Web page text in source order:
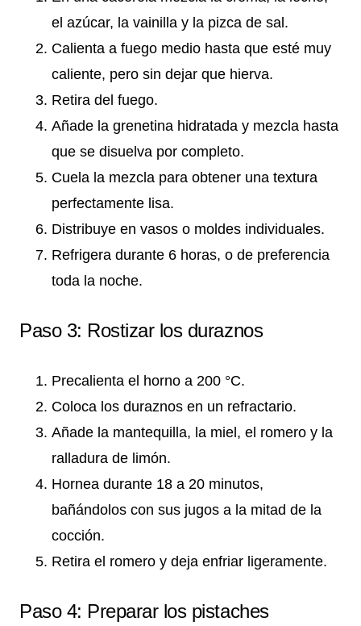
el azúcar, la vainilla y la pizca de sal.
Calienta a fuego medio hasta que esté muy
caliente, pero sin dejar que hierva.
Retira del fuego.
Añade la grenetina hidratada y mezcla hasta
que se disuelva por completo.
Cuela la mezcla para obtener una textura
perfectamente lisa.
Distribuye en vasos o moldes individuales.
Refrigera durante 6 horas, o de preferencia
toda la noche.
Paso 3: Rostizar los duraznos
Precalienta el horno a 200 °C.
Coloca los duraznos en un refractario.
Añade la mantequilla, la miel, el romero y la
ralladura de limón.
Hornea durante 18 a 20 minutos,
bañándolos con sus jugos a la mitad de la
cocción.
Retira el romero y deja enfriar ligeramente.
Paso 4: Preparar los pistaches